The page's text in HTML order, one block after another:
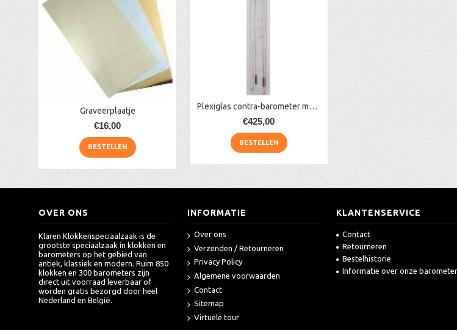
Graveerplaatje
€16,00
BESTELLEN
Plexiglas contra-barometer met glas, rood
€425,00
BESTELLEN
OVER ONS
Klaren Klokkenspeciaalzaak is de
grootste speciaalzaak in klokken en
barometers op het gebied van
antiek, klassiek en modern. Ruim 850
klokken en 300 barometers zijn
direct uit voorraad leverbaar of
worden gratis bezorgd door heel
Nederland en België.
INFORMATIE
Over ons
Verzenden / Retourneren
Privacy Policy
Algemene voorwaarden
Contact
Sitemap
Virtuele tour
KLANTENSERVICE
Contact
Retourneren
Bestelhistorie
Informatie over onze